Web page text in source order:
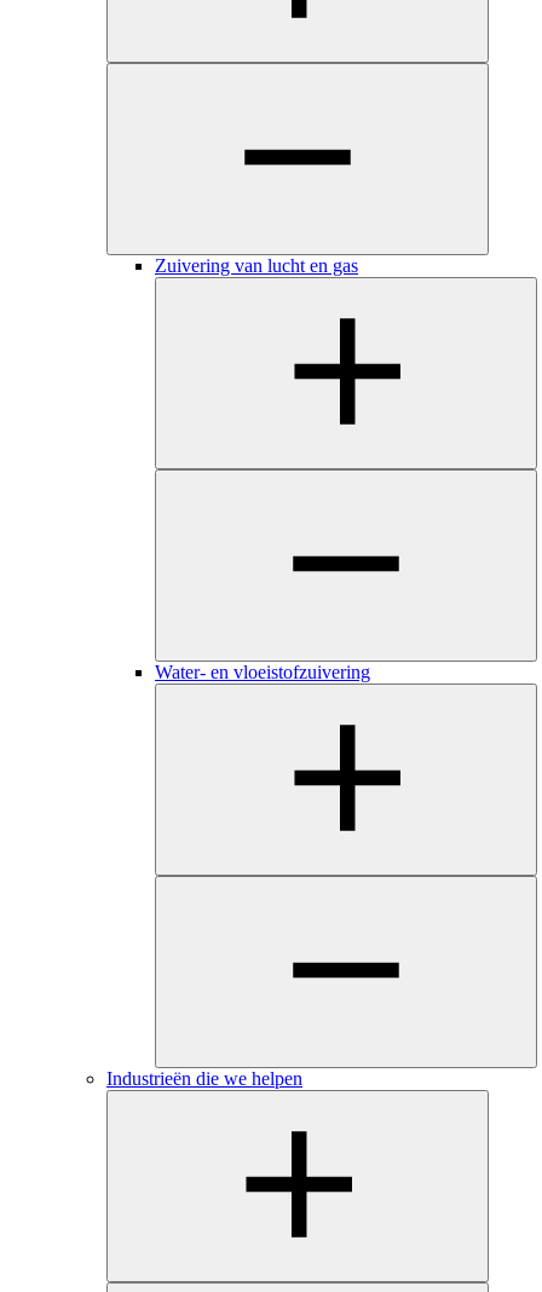
Zuivering van lucht en gas
Water- en vloeistofzuivering
Industrieën die we helpen